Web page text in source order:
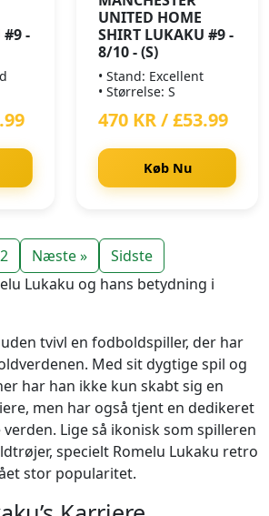
#9 -
UNITED HOME
SHIRT LUKAKU #9 -
8/10 - (S)
• Stand: Excellent
• Størrelse: S
470 KR / £53.99
Køb Nu
2 Næste »
Sidste
Lukaku og hans betydning i
tvivl en fodboldspiller, der har
Med sit dygtige spil og
har han ikke kun skabt sig en
men har også tjent en dedikeret
Lige så ikonisk som spilleren
specielt Romelu Lukaku retro
stor popularitet.